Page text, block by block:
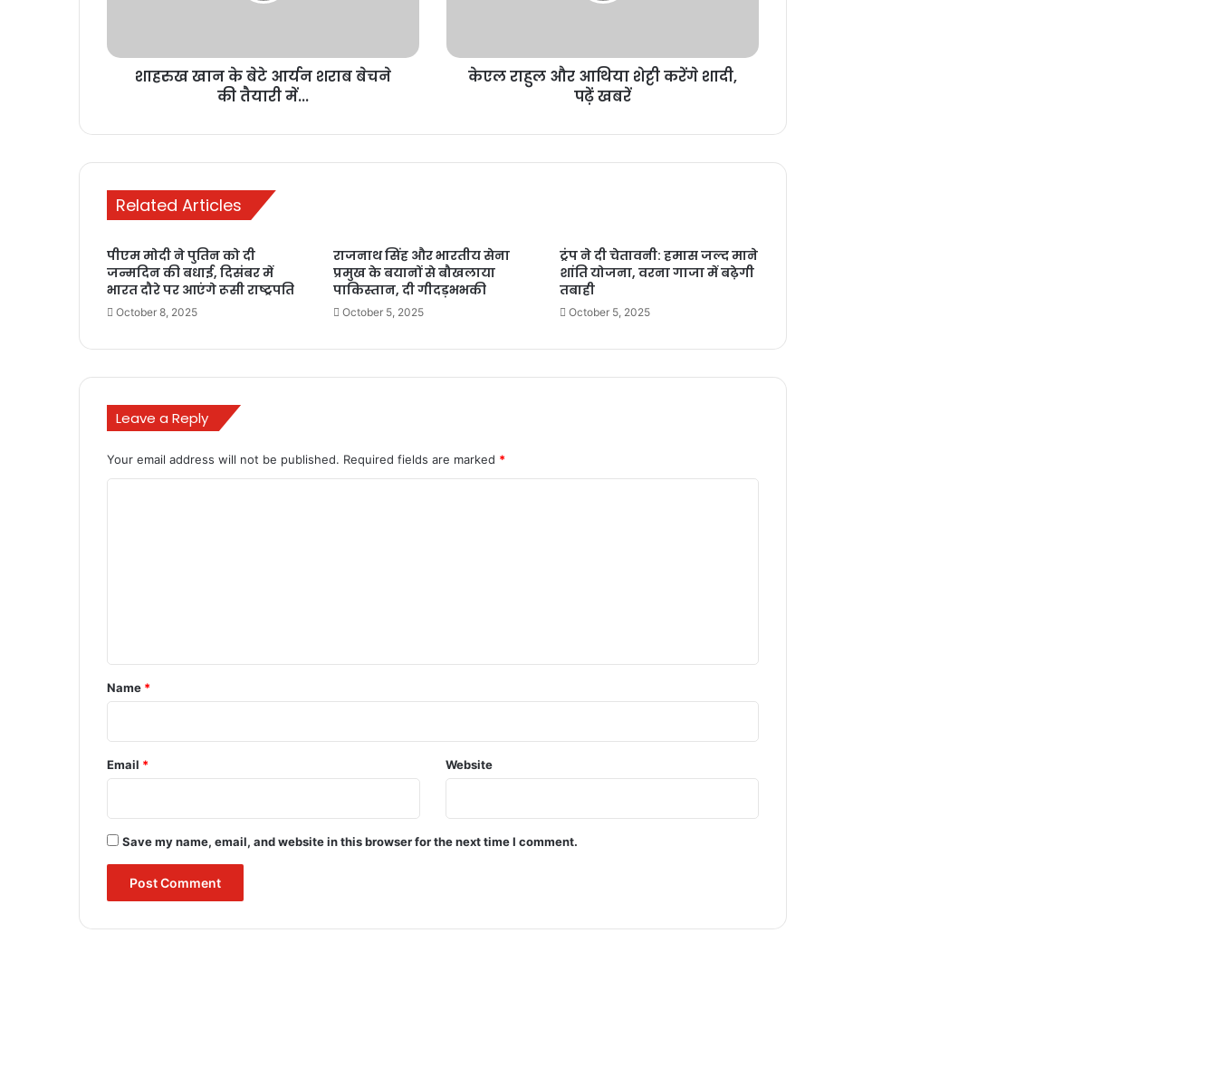
शाहरुख खान के बेटे आर्यन शराब बेचने
की तैयारी में...
केएल राहुल और आथिया शेट्टी करेंगे शादी,
पढ़ें खबरें
Related Articles
पीएम मोदी ने पुतिन को दी
जन्मदिन की बधाई, दिसंबर में
भारत दौरे पर आएंगे रूसी राष्ट्रपति
October 8, 2025
राजनाथ सिंह और भारतीय सेना
प्रमुख के बयानों से बौखलाया
पाकिस्तान, दी गीदड़भभकी
October 5, 2025
ट्रंप ने दी चेतावनी: हमास जल्द माने
शांति योजना, वरना गाजा में बढ़ेगी
तबाही
October 5, 2025
Leave a Reply
Your email address will not be published. Required fields are marked *
*
Name *
Email * Website
Save my name, email, and website in this browser for the next time I comment.